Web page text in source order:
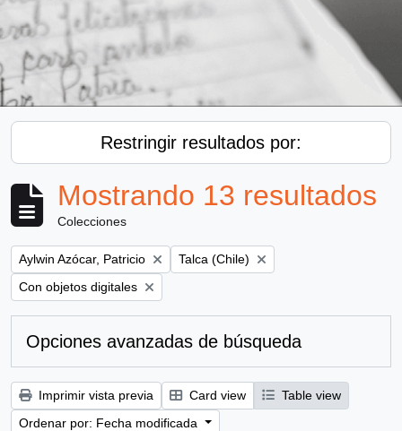
Restringir resultados por:
Mostrando 13 resultados
Colecciones
Remove filter:
Aylwin Azócar, Patricio Remove filter:
Talca (Chile)
Remove filter:
Con objetos digitales
Opciones avanzadas de búsqueda
Imprimir vista previa Card view
Table view
Ordenar por: Fecha modificada